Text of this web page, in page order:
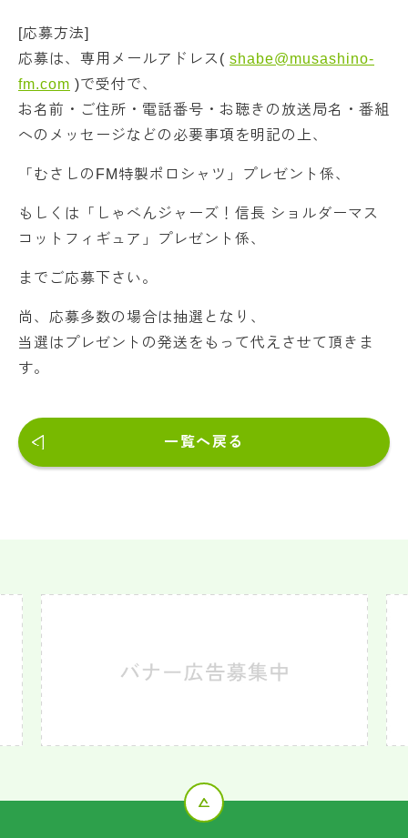
[応募方法]
応募は、専用メールアドレス( shabe@musashino-
fm.com )で受付で、
お名前・ご住所・電話番号・お聴きの放送局名・番組
へのメッセージなどの必要事項を明記の上、
「むさしのFM特製ポロシャツ」プレゼント係、
もしくは「しゃべんジャーズ！信長 ショルダーマス
コットフィギュア」プレゼント係、
までご応募下さい。
尚、応募多数の場合は抽選となり、
当選はプレゼントの発送をもって代えさせて頂きま
す。
一覧へ戻る